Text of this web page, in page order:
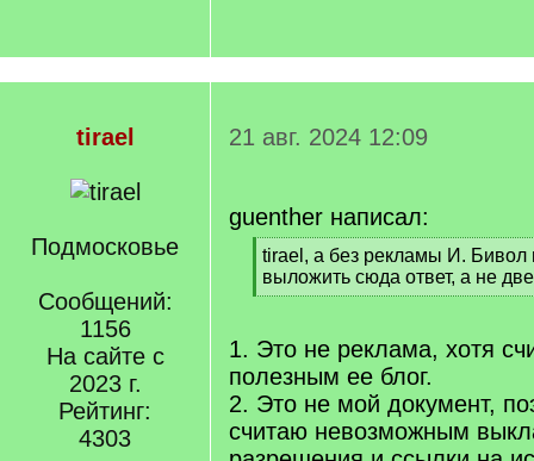
tirael
Подмосковье
Сообщений:
1156
На сайте с
2023 г.
Рейтинг:
4303
21 авг. 2024 12:09
guenther написал:
[
q
]
tirael, а без рекламы И.
выложить сюда ответ, а не
[
q
]
1. Это не реклама, хотя
полезным ее блог.
2. Это не мой документ,
считаю невозможным